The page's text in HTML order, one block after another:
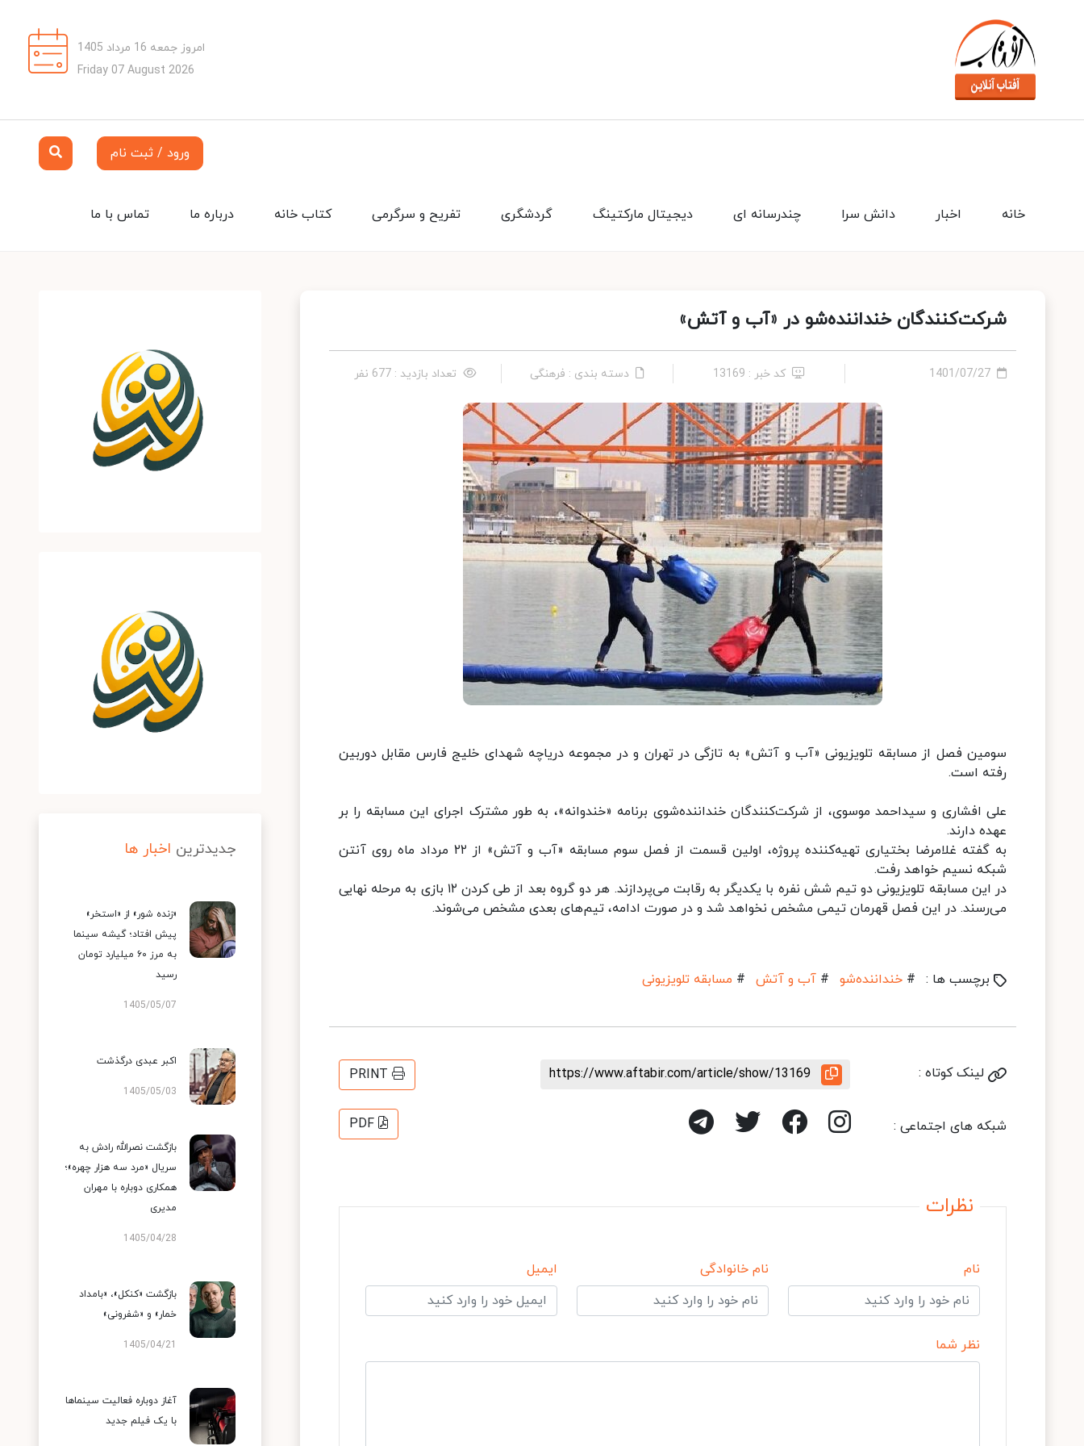
امروز جمعه 16 مرداد 1405
Friday 07 August 2026
ورود / ثبت نام
تماس با ما درباره ما کتاب خانه تفریح و سرگرمی گردشگری دیجیتال مارکتینگ چندرسانه ای دانش سرا اخبار خانه
شرکت‌کنندگان خنداننده‌شو در «آب و آتش»
1401/07/27 کد خبر : 13169 دسته بندی : فرهنگی تعداد بازدید : 677 نفر
سومین فصل از مسابقه تلویزیونی «آب و آتش» به تازگی در تهران و در مجموعه دریاچه شهدای خلیج فارس مقابل دوربین
رفته است.
علی افشاری و سیداحمد موسوی، از شرکت‌کنندگان خنداننده‌شوی برنامه «خندوانه»، به طور مشترک اجرای این مسابقه را بر
عهده دارند.
به گفته غلامرضا بختیاری تهیه‌کننده پروژه، اولین قسمت از فصل سوم مسابقه «آب و آتش» از ۲۲ مرداد ماه روی آنتن
شبکه نسیم خواهد رفت.
در این مسابقه تلویزیونی دو تیم شش نفره با یکدیگر به رقابت می‌پردازند. هر دو گروه بعد از طی کردن ۱۲ بازی به مرحله نهایی
می‌رسند. در این فصل قهرمان تیمی مشخص نخواهد شد و در صورت ادامه، تیم‌های بعدی مشخص می‌شوند.
برچسب ها : # خنداننده‌شو # آب و آتش # مسابقه تلویزیونی
لینک کوتاه : https://www.aftabir.com/article/show/13169
PRINT
شبکه های اجتماعی : PDF
نظرات
نام نام خانوادگی ایمیل
نظر شما
جدیدترین اخبار ها
«زنده شور» از «استخر»
پیش افتاد؛ گیشه سینما
به مرز ۶۰ میلیارد تومان
رسید
1405/05/07
اکبر عبدی درگذشت
1405/05/03
بازگشت نصرالله رادش به
سریال «مرد سه هزار چهره»؛
همکاری دوباره با مهران
مدیری
1405/04/28
بازگشت «کنکل»، «بامداد
خمار» و «شفرونی»
1405/04/21
آغاز دوباره فعالیت سینماها
با یک فیلم جدید